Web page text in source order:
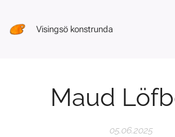
Visingsö konstrunda
Maud
05.06.2025